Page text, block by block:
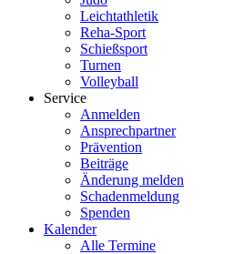
Leichtathletik
Reha-Sport
Schießsport
Turnen
Volleyball
Service
Anmelden
Ansprechpartner
Prävention
Beiträge
Änderung melden
Schadenmeldung
Spenden
Kalender
Alle Termine